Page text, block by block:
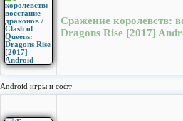
Сражение королевств:
Dragons Rise [2017]
Android игры и софт